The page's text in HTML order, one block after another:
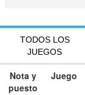
TODOS LOS
JUEGOS
Nota y
puesto
Juego